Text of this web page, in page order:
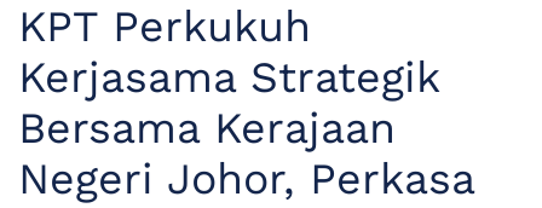
KPT Perkukuh
Kerjasama Strategik
Bersama Kerajaan
Negeri Johor, Perkasa